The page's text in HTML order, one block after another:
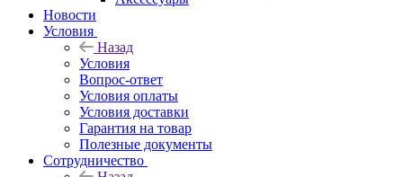
Новости
Условия
Назад
Условия
Вопрос-ответ
Условия оплаты
Условия доставки
Гарантия на товар
Полезные документы
Сотрудничество